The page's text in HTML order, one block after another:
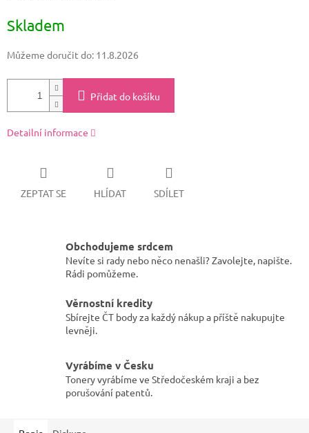
cena:
Skladem
Můžeme doručit do: 11.8.2026
Přidat do košíku
Detailní informace
ZEPTAT SE HLÍDAT SDÍLET
Obchodujeme srdcem
Nevíte si rady nebo něco nenašli? Zavolejte, napište.
Rádi pomůžeme.
Věrnostní kredity
Sbírejte ČT body za každý nákup a příště nakupujte
levněji.
Vyrábíme v Česku
Tonery vyrábíme ve Středočeském kraji a bez
porušování patentů.